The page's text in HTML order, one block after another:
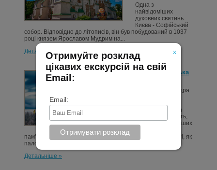
Одна з
найвідоміших
духовних святинь
Києва - Софійський
собор. Відповідно до літописів, він був побудований в 1037
році князем Ярославом Мудрим на...
Детальніше »
Києво-Печерська
Олександра
Києво-Печерська
Лавра - це, мабуть,
одна з найвідоміших
пам'яток Києва. Сюди йдуть як жителі столиці, так і її гості, як
паломники і...
Детальніше »
x
Отримуйте розклад
цікавих екскурсій на свій
Email:
Email: